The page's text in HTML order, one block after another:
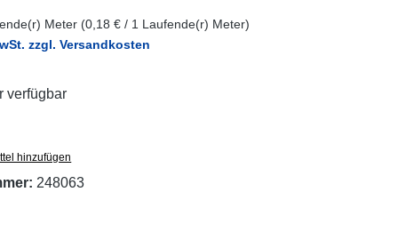
Meter (0,18 € / 1 Laufende(r) Meter)
zzgl. Versandkosten
verfügbar
hinzufügen
248063